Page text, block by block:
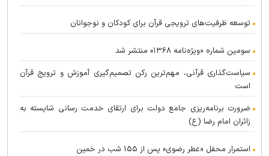
توسعه ظرفیت‌های ترویجی قرآن برای کودکان و نوجوانان
سومین شماره «ویژه‌نامه ۱۳۶۸» منتشر شد
سیاست‌گذاری قرآنی، مهم‌ترین رکن تصمیم‌گیری آموزش و ترویج قرآن
است
ضرورت برنامه‌ریزی جامع دولت برای ارتقای خدمت رسانی شایسته به
زائران امام رضا (ع)
استمرار محفل «عطر رضوی» پس از ۱۵۵ شب در خمین